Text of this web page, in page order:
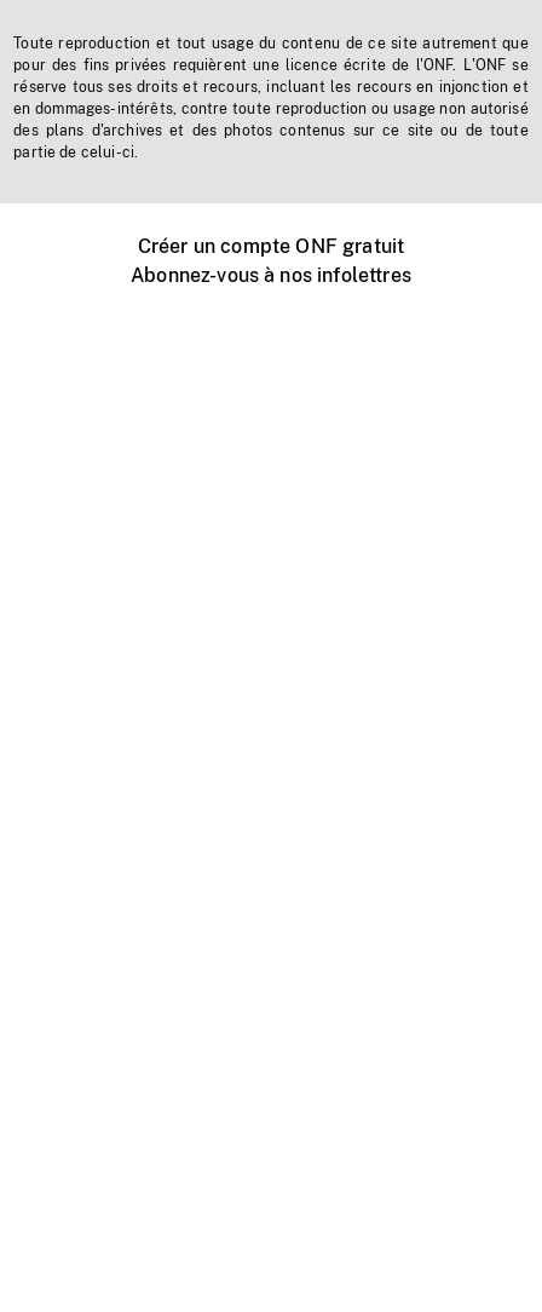
Toute reproduction et tout usage du contenu de ce site autrement que
pour des fins privées requièrent une licence écrite de l'ONF. L'ONF se
réserve tous ses droits et recours, incluant les recours en injonction et
en dommages-intérêts, contre toute reproduction ou usage non autorisé
des plans d'archives et des photos contenus sur ce site ou de toute
partie de celui-ci.
Créer un compte ONF gratuit
Abonnez-vous à nos infolettres